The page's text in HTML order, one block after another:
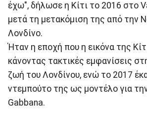
έχω", δήλωσε η Κίτι το 2016 στο
μετά τη μετακόμιση της από την
Λονδίνο.
Ήταν η εποχή που η εικόνα της
κάνοντας τακτικές εμφανίσεις
ζωή του Λονδίνου, ενώ το 2017
ντεμπούτο της ως μοντέλο για
Gabbana.